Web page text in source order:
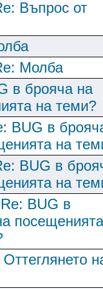
Въпрос от
Молба
в брояча на
на теми?
BUG в
на
BUG в
на
Re: BUG в
посещенията
Оттеглянето